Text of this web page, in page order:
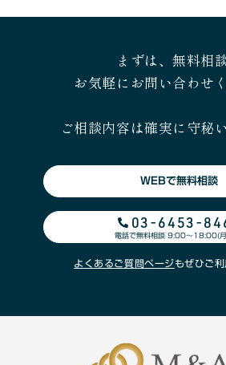
まずは、無料相談
お気軽にお問い合わせ
ご相談内容は確実に守秘
WEBで無料相談
03-6453-
電話で無料相談 9:00〜18:00(
よくあるご質問ページもぜひご利